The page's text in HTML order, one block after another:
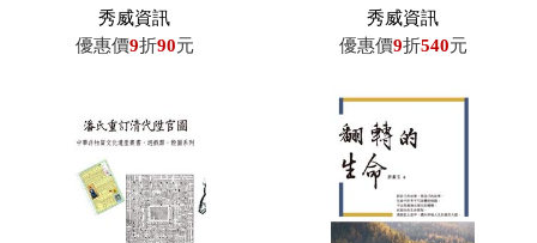
秀威資訊
優惠價9折90元
秀威資訊
優惠價9折540元